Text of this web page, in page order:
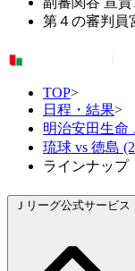
第４の審判員
TOP>
日程・結果>
明治安田生命
琉球 vs 徳島
ラインナップ
Ｊリーグ公式サービス